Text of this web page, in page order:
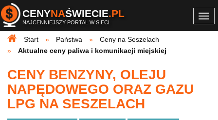
CENYNAŚWIECIE.PL
NAJCENNIEJSZY PORTAL W SIECI
Start
Państwa
Ceny na Seszelach
Aktualne ceny paliwa i komunikacji miejskiej
CENY BENZYNY, OLEJU
NAPĘDOWEGO ORAZ GAZU
LPG NA SESZELACH